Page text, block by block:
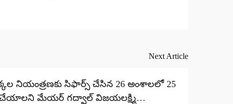
Next Article
నియంత్రణకు సిఫార్స్ చేసిన 26 అంశాలలో 25
చేయాలని మేయర్ గద్వాల్ విజయలక్ష్మి